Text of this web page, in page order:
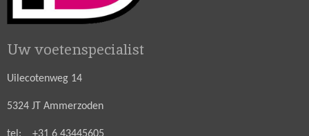
Uw voetenspecialist
Uilecotenweg 14
5324 JT Ammerzoden